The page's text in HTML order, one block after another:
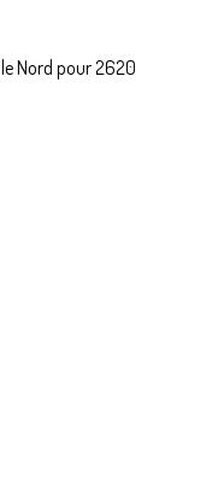
Nord pour 2620